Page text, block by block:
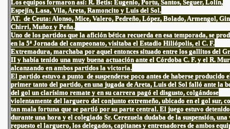
Los equipos formaron así: R. Betis: Eugenio, Portu, Santos, Seguer, Lolín,
Espejín, Lasa, Vila, Areta, Ramoncito y Luis del Sol.
AT. de Ceuta: Alonso, Mice, Valero, Pedreño, López, Bolado, Armengol,
Chirri, Muñoz y Peña.
Uno de los partidos que la afición bética recuerda en esa temporada, se
en la 5ª Jornada del campeonato, visitaba el Estadio Hiliópolis, el C. F.
Extremadura, marchaba por aquel entonces situado entre los gallitos del
II y había tenido una muy buena actuación ante el Córdoba C. F. y el R.
alcanzando en ambos partidos la victoria.
El partido estuvo a punto de suspenderse poco antes de haberse producido
primer tanto del partido, en una jugada de Areta, Luis del Sol falló ante la
del gol un clarísimo remate y en su carrera pagó el disgusto, colgándose
violentamente del larguero del conjunto extremeño, ubicado en el gol sur,
tan mala fortuna que se partió por su parte central. El juego estuvo detenido
durante una hora y el colegiado Sr. Cerezuela dudaba de la suspensión, una
repuesto el larguero, los delegados, capitanes y entrenadores de ambos